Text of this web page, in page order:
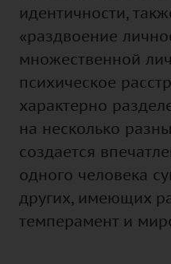
идентичности,
«раздвоение
множественной
психическое
характерно
на несколько
создается
одного человека
других, имеющих
темперамент и